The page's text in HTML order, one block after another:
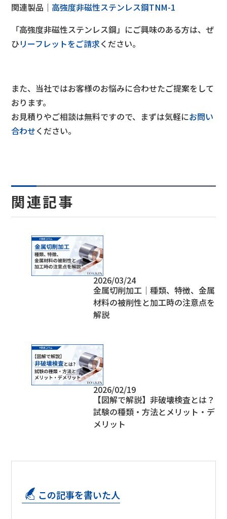
関連製品｜高強度非磁性ステンレス鋼TNM-1
「高強度非磁性ステンレス鋼」にご興味のある方は、ぜ
ひリーフレットをご請求ください。
また、当社ではお客様のお悩みに合わせたご提案をして
おります。
お見積りやご相談は無料ですので、まずは気軽にお問い
合わせください。
関連記事
2026/03/24
金属切削加工│種類、特徴、金属
材料の被削性と加工時の注意点を
解説
2026/02/19
【図解で解説】非破壊検査とは？
試験の種類・方法とメリット・デ
メリット
この記事を書いた人